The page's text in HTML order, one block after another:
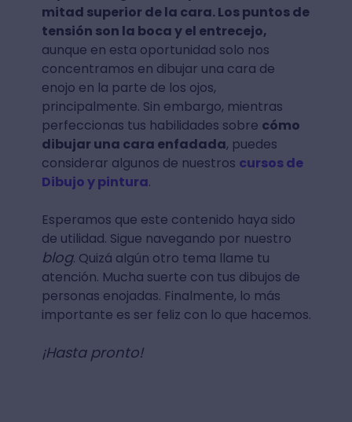
mitad superior de la cara. Los puntos de
tensión son la boca y el entrecejo,
aunque en esta oportunidad solo nos
concentramos en dibujar una cara de
enojo en la parte de los ojos,
principalmente. Sin embargo, mientras
perfeccionas tus habilidades sobre cómo
dibujar una cara enfadada, puedes
considerar algunos de nuestros cursos de
Dibujo y pintura.
Esperamos que este contenido haya sido
de utilidad. Sigue navegando por nuestro
blog. Quizá algún otro tema llame tu
atención. Mucha suerte con tus dibujos de
personas enojadas. Finalmente, lo más
importante es ser feliz con lo que hacemos.
¡Hasta pronto!